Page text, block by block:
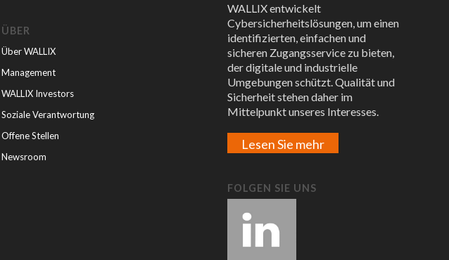
ÜBER
Über WALLIX
Management
WALLIX Investors
Soziale Verantwortung
Offene Stellen
Newsroom
WALLIX entwickelt
Cybersicherheitslösungen, um einen
identifizierten, einfachen und
sicheren Zugangsservice zu bieten,
der digitale und industrielle
Umgebungen schützt. Qualität und
Sicherheit stehen daher im
Mittelpunkt unseres Interesses.
Lesen Sie mehr
FOLGEN SIE UNS